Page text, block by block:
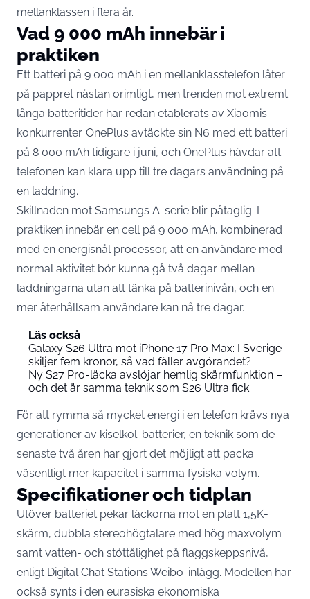
mellanklassen i flera år.
Vad 9 000 mAh innebär i
praktiken
Ett batteri på 9 000 mAh i en mellanklasstelefon låter
på pappret nästan orimligt, men trenden mot extremt
långa batteritider har redan etablerats av Xiaomis
konkurrenter. OnePlus avtäckte sin N6 med ett batteri
på 8 000 mAh tidigare i juni, och OnePlus hävdar att
telefonen kan klara upp till tre dagars användning på
en laddning.
Skillnaden mot Samsungs A-serie blir påtaglig. I
praktiken innebär en cell på 9 000 mAh, kombinerad
med en energisnål processor, att en användare med
normal aktivitet bör kunna gå två dagar mellan
laddningarna utan att tänka på batterinivån, och en
mer återhållsam användare kan nå tre dagar.
Läs också
Galaxy S26 Ultra mot iPhone 17 Pro Max: I Sverige
skiljer fem kronor, så vad fäller avgörandet?
Ny S27 Pro-läcka avslöjar hemlig skärmfunktion –
och det är samma teknik som S26 Ultra fick
För att rymma så mycket energi i en telefon krävs nya
generationer av kiselkol-batterier, en teknik som de
senaste två åren har gjort det möjligt att packa
väsentligt mer kapacitet i samma fysiska volym.
Specifikationer och tidplan
Utöver batteriet pekar läckorna mot en platt 1,5K-
skärm, dubbla stereohögtalare med hög maxvolym
samt vatten- och stöttålighet på flaggskeppsnivå,
enligt Digital Chat Stations Weibo-inlägg. Modellen har
också synts i den eurasiska ekonomiska